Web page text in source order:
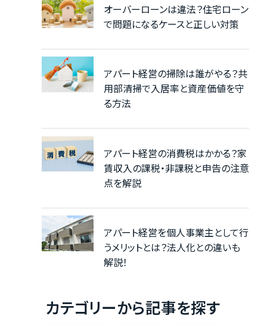
オーバーローンは違法？住宅ローン
で問題になるケースと正しい対策
アパート経営の掃除は誰がやる？共
用部清掃で入居率と資産価値を守
る方法
アパート経営の消費税はかかる？家
賃収入の課税・非課税と申告の注意
点を解説
アパート経営を個人事業主として行
うメリットとは？法人化との違いも
解説！
カテゴリーから記事を探す